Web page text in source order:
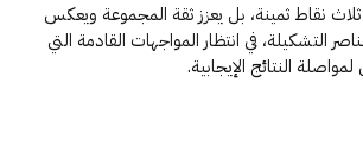
نقاط ثمينة، بل يعزز ثقة المجموعة ويعكس
التشكيلة، في انتظار المواجهات القادمة التي
النتائج الإيجابية.